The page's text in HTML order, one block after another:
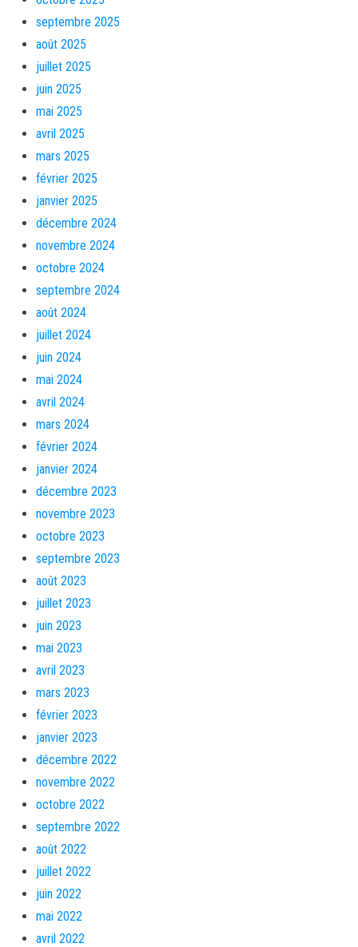
septembre 2025
août 2025
juillet 2025
juin 2025
mai 2025
avril 2025
mars 2025
février 2025
janvier 2025
décembre 2024
novembre 2024
octobre 2024
septembre 2024
août 2024
juillet 2024
juin 2024
mai 2024
avril 2024
mars 2024
février 2024
janvier 2024
décembre 2023
novembre 2023
octobre 2023
septembre 2023
août 2023
juillet 2023
juin 2023
mai 2023
avril 2023
mars 2023
février 2023
janvier 2023
décembre 2022
novembre 2022
octobre 2022
septembre 2022
août 2022
juillet 2022
juin 2022
mai 2022
avril 2022